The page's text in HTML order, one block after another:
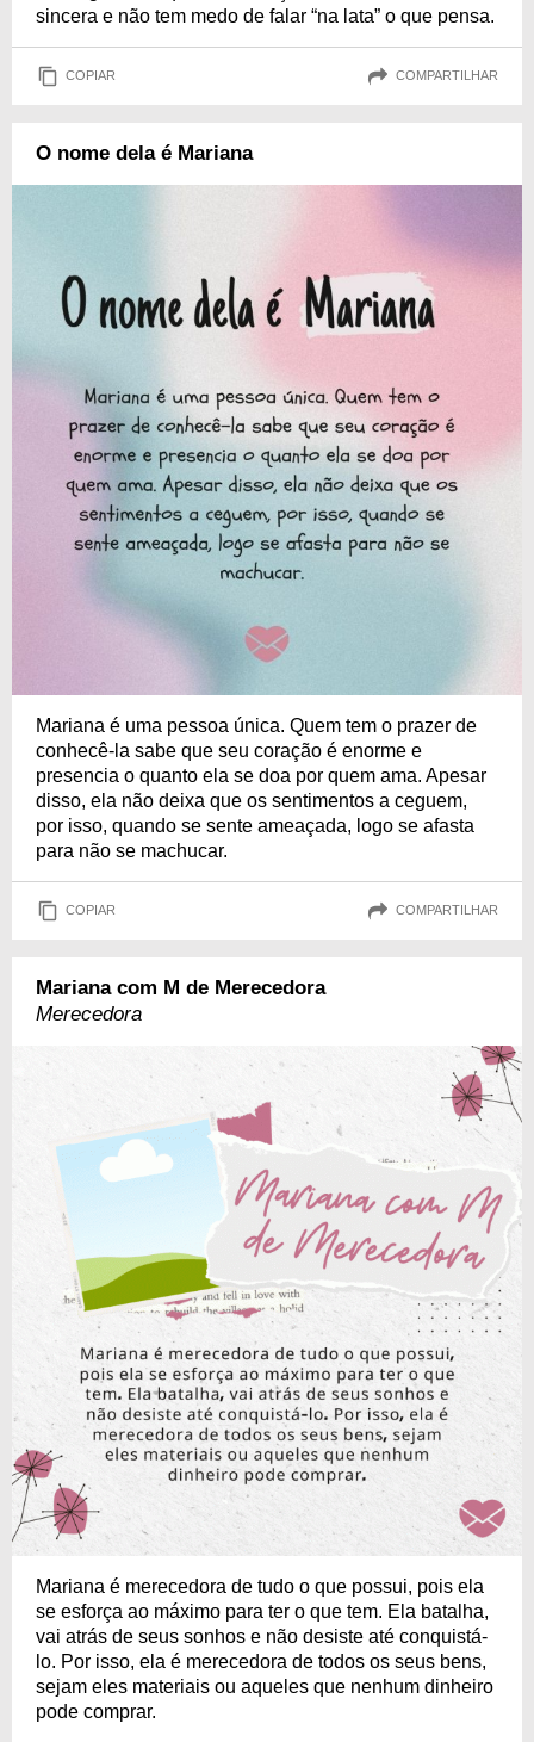
sincera e não tem medo de falar “na lata” o que pensa.
COPIAR COMPARTILHAR
O nome dela é Mariana
Mariana é uma pessoa única. Quem tem o prazer de
conhecê-la sabe que seu coração é enorme e
presencia o quanto ela se doa por quem ama. Apesar
disso, ela não deixa que os sentimentos a ceguem,
por isso, quando se sente ameaçada, logo se afasta
para não se machucar.
COPIAR COMPARTILHAR
Mariana com M de Merecedora
Merecedora
Mariana é merecedora de tudo o que possui, pois ela
se esforça ao máximo para ter o que tem. Ela batalha,
vai atrás de seus sonhos e não desiste até conquistá-
lo. Por isso, ela é merecedora de todos os seus bens,
sejam eles materiais ou aqueles que nenhum dinheiro
pode comprar.